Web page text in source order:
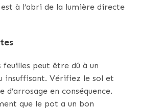
est à l’abri de la lumière directe
feuilles peut être dû à un
insuffisant. Vérifiez le sol et
en conséquence.
que le pot a un bon